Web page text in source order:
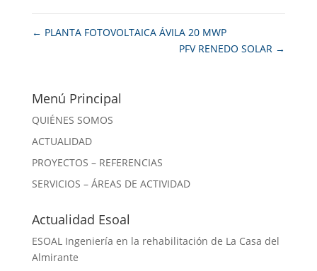
← PLANTA FOTOVOLTAICA ÁVILA 20 MWP
PFV RENEDO SOLAR →
Menú Principal
QUIÉNES SOMOS
ACTUALIDAD
PROYECTOS – REFERENCIAS
SERVICIOS – ÁREAS DE ACTIVIDAD
Actualidad Esoal
ESOAL Ingeniería en la rehabilitación de La Casa del
Almirante